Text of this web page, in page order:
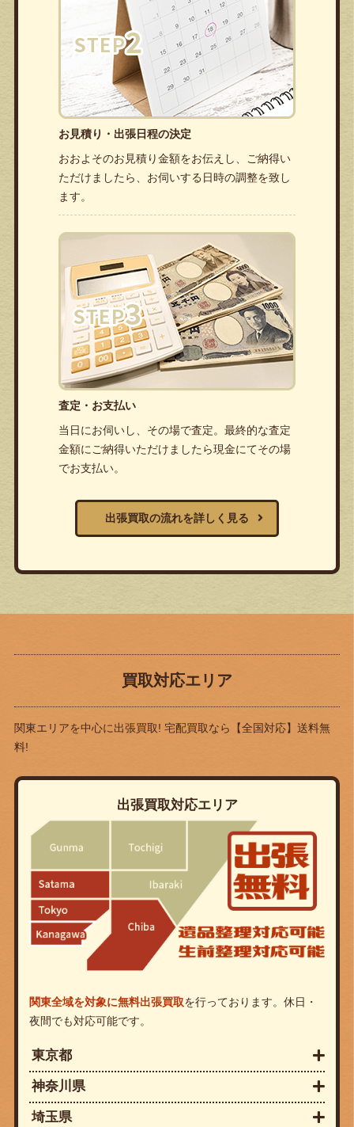
お見積り・出張日程の決定
おおよそのお見積り金額をお伝えし、ご納得い
ただけましたら、お伺いする日時の調整を致し
ます。
査定・お支払い
当日にお伺いし、その場で査定。最終的な査定
金額にご納得いただけましたら現金にてその場
でお支払い。
出張買取の流れを詳しく見る
買取対応エリア
関東エリアを中心に出張買取! 宅配買取なら
【全国対応】送料無
料!
出張買取対応エリア
関東全域を対象に無料出張買取を行っております。休日・
夜間でも対応可能です。
東京都
神奈川県
埼玉県